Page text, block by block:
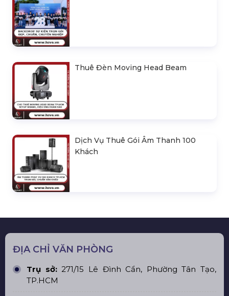
Thuê Đèn Moving Head Beam
Dịch Vụ Thuê Gói Âm Thanh 100
Khách
ĐỊA CHỈ VĂN PHÒNG
Trụ sở:271/15 Lê Đình Cẩn, Phường Tân Tạo,
TP.HCM